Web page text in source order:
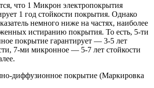
что 1 Микрон электропокрытия
1 год стойкости покрытия. Однако
немного ниже на частях, наиболее
истиранию покрытия. То есть, 5-ти
покрытие гарантирует — 3-5 лет
7-ми микронное — 5-7 лет стойкости
диффузионное покрытие (Маркировка